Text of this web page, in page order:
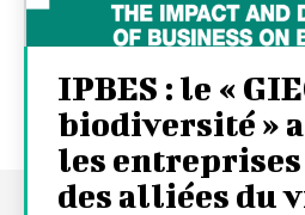
IPBES : le «
biodiversité »
les
des alliées du